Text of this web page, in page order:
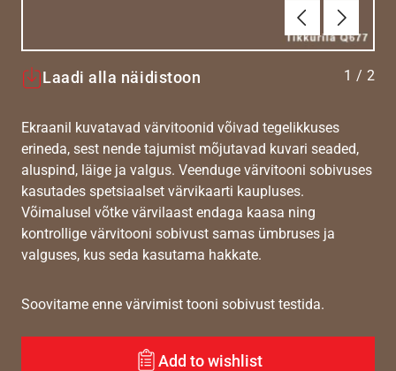
Eelmine
Laadi alla näidistoon 1 / 2
Ekraanil kuvatavad värvitoonid võivad tegelikkuses
erineda, sest nende tajumist mõjutavad kuvari seaded,
aluspind, läige ja valgus. Veenduge värvitooni sobivuses
kasutades spetsiaalset värvikaarti kaupluses.
Võimalusel võtke värvilaast endaga kaasa ning
kontrollige värvitooni sobivust samas ümbruses ja
valguses, kus seda kasutama hakkate.
Soovitame enne värvimist tooni sobivust testida.
Add to wishlist